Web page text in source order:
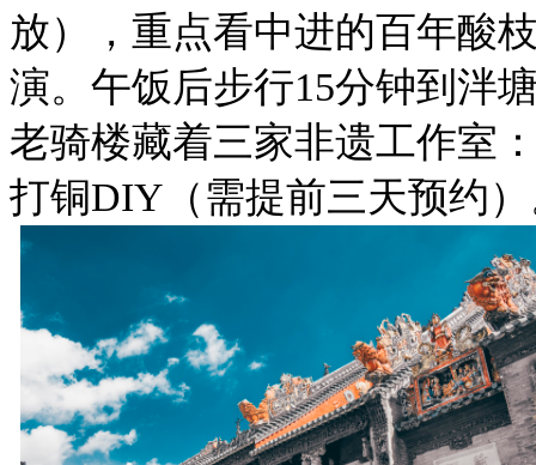
放），重点看中进的百年酸
演。午饭后步行15分钟到泮
老骑楼藏着三家非遗工作室
打铜DIY（需提前三天预约